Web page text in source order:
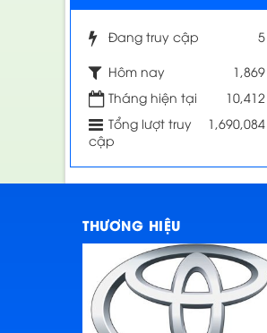
Đang truy cập 5
Hôm nay
1,869
Tháng hiện tại
10,412
Tổng lượt truy
cập
1,690,084
THƯƠNG HIỆU